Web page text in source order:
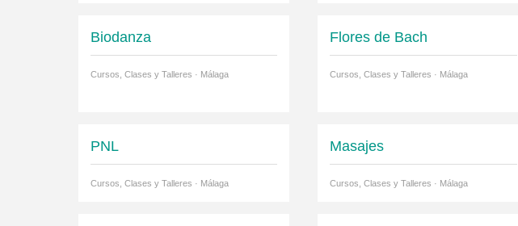
Biodanza
Cursos, Clases y Talleres · Málaga
Flores de Bach
Cursos, Clases y Talleres · Málaga
PNL
Cursos, Clases y Talleres · Málaga
Masajes
Cursos, Clases y Talleres · Málaga